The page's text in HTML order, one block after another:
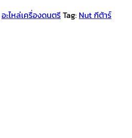
อะไหล่เครื่องดนตรีTag: Nut กีต้าร์